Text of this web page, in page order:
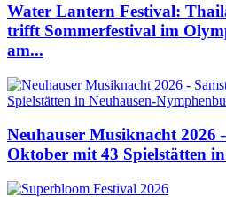
Water Lantern Festival:
trifft Sommerfestival im
am...
Neuhauser Musiknacht 2026
Oktober mit 43 Spielstätten